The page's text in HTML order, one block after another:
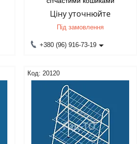
Ціну уточнюйте
Під замовлення
+380 (96) 916-73-19
20120